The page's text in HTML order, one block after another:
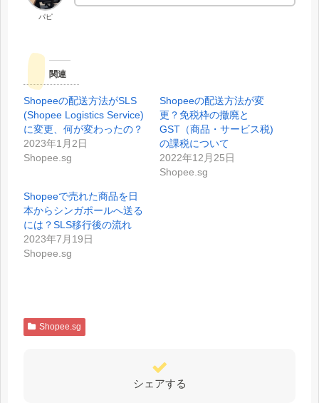
パピ
関連
Shopeeの配送方法がSLS
(Shopee Logistics Service)
に変更、何が変わったの？
2023年1月2日
Shopee.sg
Shopeeの配送方法が変
更？免税枠の撤廃と
GST（商品・サービス税)
の課税について
2022年12月25日
Shopee.sg
Shopeeで売れた商品を日
本からシンガポールへ送る
には？SLS移行後の流れ
2023年7月19日
Shopee.sg
Shopee.sg
シェアする